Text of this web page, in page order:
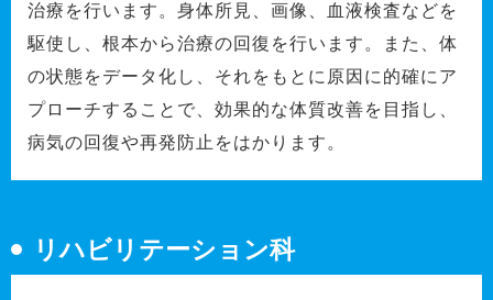
治療を行います。身体所見、画像、血液検査などを
駆使し、根本から治療の回復を行います。また、体
の状態をデータ化し、それをもとに原因に的確にア
プローチすることで、効果的な体質改善を目指し、
病気の回復や再発防止をはかります。
リハビリテーション科